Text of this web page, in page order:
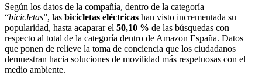
Según los datos de la compañía, dentro de la categoría
“bicicletas”, las bicicletas eléctricas han visto incrementada su
popularidad, hasta acaparar el 50,10 % de las búsquedas con
respecto al total de la categoría dentro de Amazon España. Datos
que ponen de relieve la toma de conciencia que los ciudadanos
demuestran hacia soluciones de movilidad más respetuosas con el
medio ambiente.